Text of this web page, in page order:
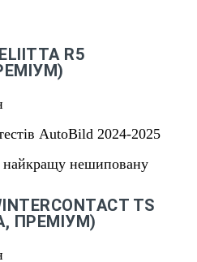
R5
AutoBild 2024-2025
найкращу нешиповану
TS
ПРЕМІУМ)